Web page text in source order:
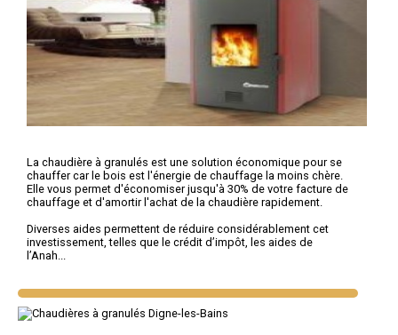
La chaudière à granulés est une solution économique pour se
chauffer car le bois est l'énergie de chauffage la moins chère.
Elle vous permet d'économiser jusqu'à 30% de votre facture de
chauffage et d'amortir l'achat de la chaudière rapidement.
Diverses aides permettent de réduire considérablement cet
investissement, telles que le crédit d’impôt, les aides de
l’Anah...